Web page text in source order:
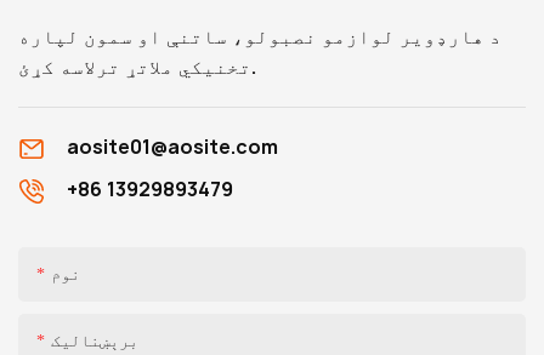
د هارډویر لوازمو نصبولو، ساتنې او سمون لپاره
تخنیکي ملاتړ ترلاسه کړئ.
aosite01@aosite.com
+86 13929893479
نوم
برېښنالیک